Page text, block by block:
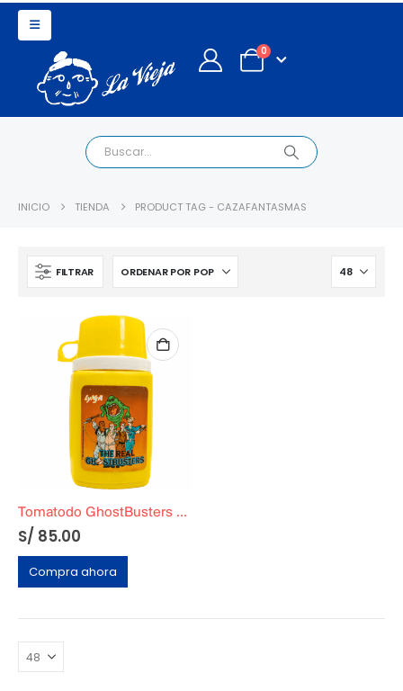
0
INICIO TIENDA PRODUCT TAG - CAZAFANTASMAS
FILTRAR
Tomatodo GhostBusters Original
S/ 85.00
Compra ahora